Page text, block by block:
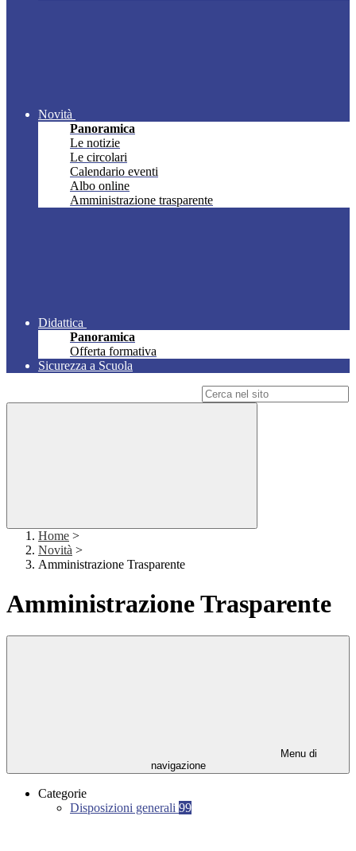
Novità
Panoramica
Le notizie
Le circolari
Calendario eventi
Albo online
Amministrazione trasparente
Didattica
Panoramica
Offerta formativa
Sicurezza a Scuola
Home >
Novità >
Amministrazione Trasparente
Amministrazione Trasparente
Menu di
navigazione
Categorie
Disposizioni generali 99